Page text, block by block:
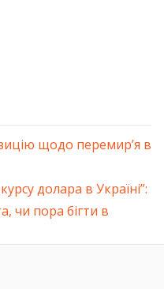
щодо перемир’я в
долара в Україні”:
чи пора бігти в